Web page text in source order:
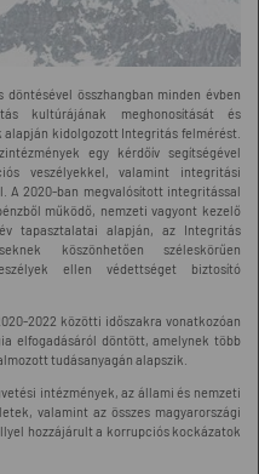
döntésével összhangban minden évben
kultúrájának meghonosítását és
kidolgozott Integritás felmérést.
egy kérdőív segítségével
veszélyekkel, valamint integritási
A 2020-ban megvalósított integritással
működő, nemzeti vagyont kezelő
tapasztalatai alapján, az Integritás
köszönhetően széleskörűen
ellen védettséget biztosító
2022 közötti időszakra vonatkozóan
elfogadásáról döntött, amelynek több
tudásanyagán alapszik.
intézmények, az állami és nemzeti
valamint az összes magyarországi
hozzájárult a korrupciós kockázatok